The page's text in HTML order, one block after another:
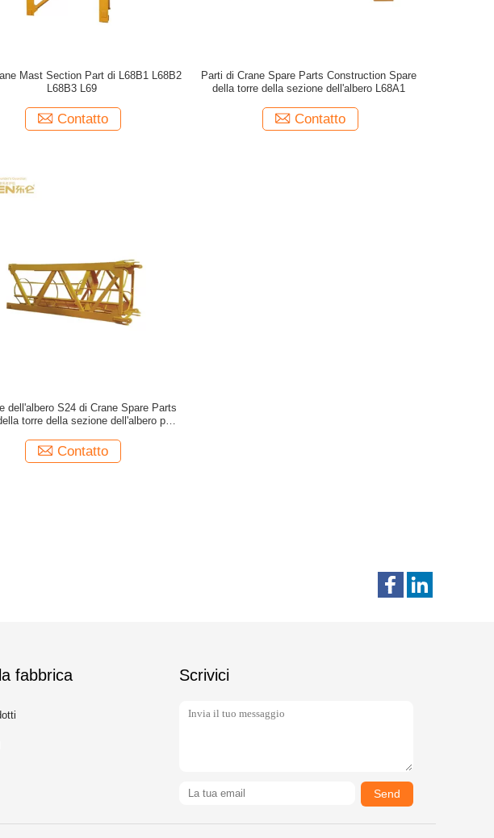
Mast Section Part di L68B1 L68B2
L68B3 L69
Contatto
Parti di Crane Spare Parts Construction Spare
della torre della sezione dell'albero L68A1
Contatto
dell'albero S24 di Crane Spare Parts
torre della sezione dell'albero per
Contatto
fabbrica Scrivici
Send